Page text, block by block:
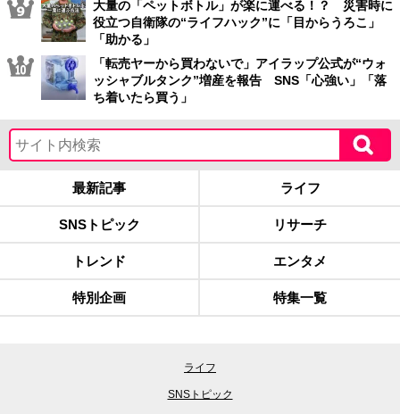
大量の「ペットボトル」が楽に運べる！？ 災害時に
役立つ自衛隊の“ライフハック”に「目からうろこ」
「助かる」
「転売ヤーから買わないで」アイラップ公式が“ウォ
ッシャブルタンク”増産を報告 SNS「心強い」「落
ち着いたら買う」
最新記事 ライフ
SNSトピック リサーチ
トレンド エンタメ
特別企画 特集一覧
ライフ
SNSトピック